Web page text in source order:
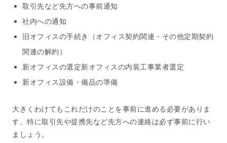
取引先など先方への事前通知
社内への通知
旧オフィスの手続き（オフィス契約関連・その他定期契約
関連の解約）
新オフィスの選定新オフィスの内装工事業者選定
新オフィス設備・備品の準備
大きくわけてもこれだけのことを事前に進める必要がありま
す。特に取引先や提携先など先方への連絡は必ず事前に行い
ましょう。